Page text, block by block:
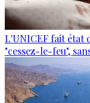
L'UNICEF fait état
"cessez-le-feu",